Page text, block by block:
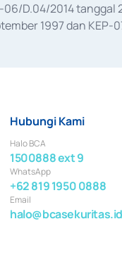
06/D.04/2014
1997 dan
Hubungi Kami
Halo BCA
1500888 ext 9
WhatsApp
+62 819 1950 0888
Email
halo@bcasekuritas.id